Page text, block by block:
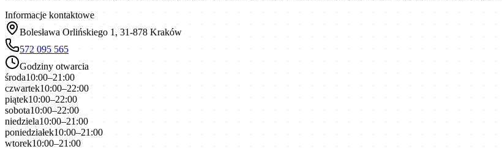
Informacje kontaktowe
Bolesława Orlińskiego 1, 31-878 Kraków
572 095 565
Godziny otwarcia
środa10:00–21:00
czwartek10:00–22:00
piątek10:00–22:00
sobota10:00–22:00
niedziela10:00–21:00
poniedziałek10:00–21:00
wtorek10:00–21:00